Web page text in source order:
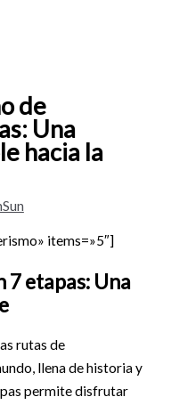
de
Una
hacia la
items=»5″]
7 etapas: Una
rutas de
llena de historia y
permite disfrutar